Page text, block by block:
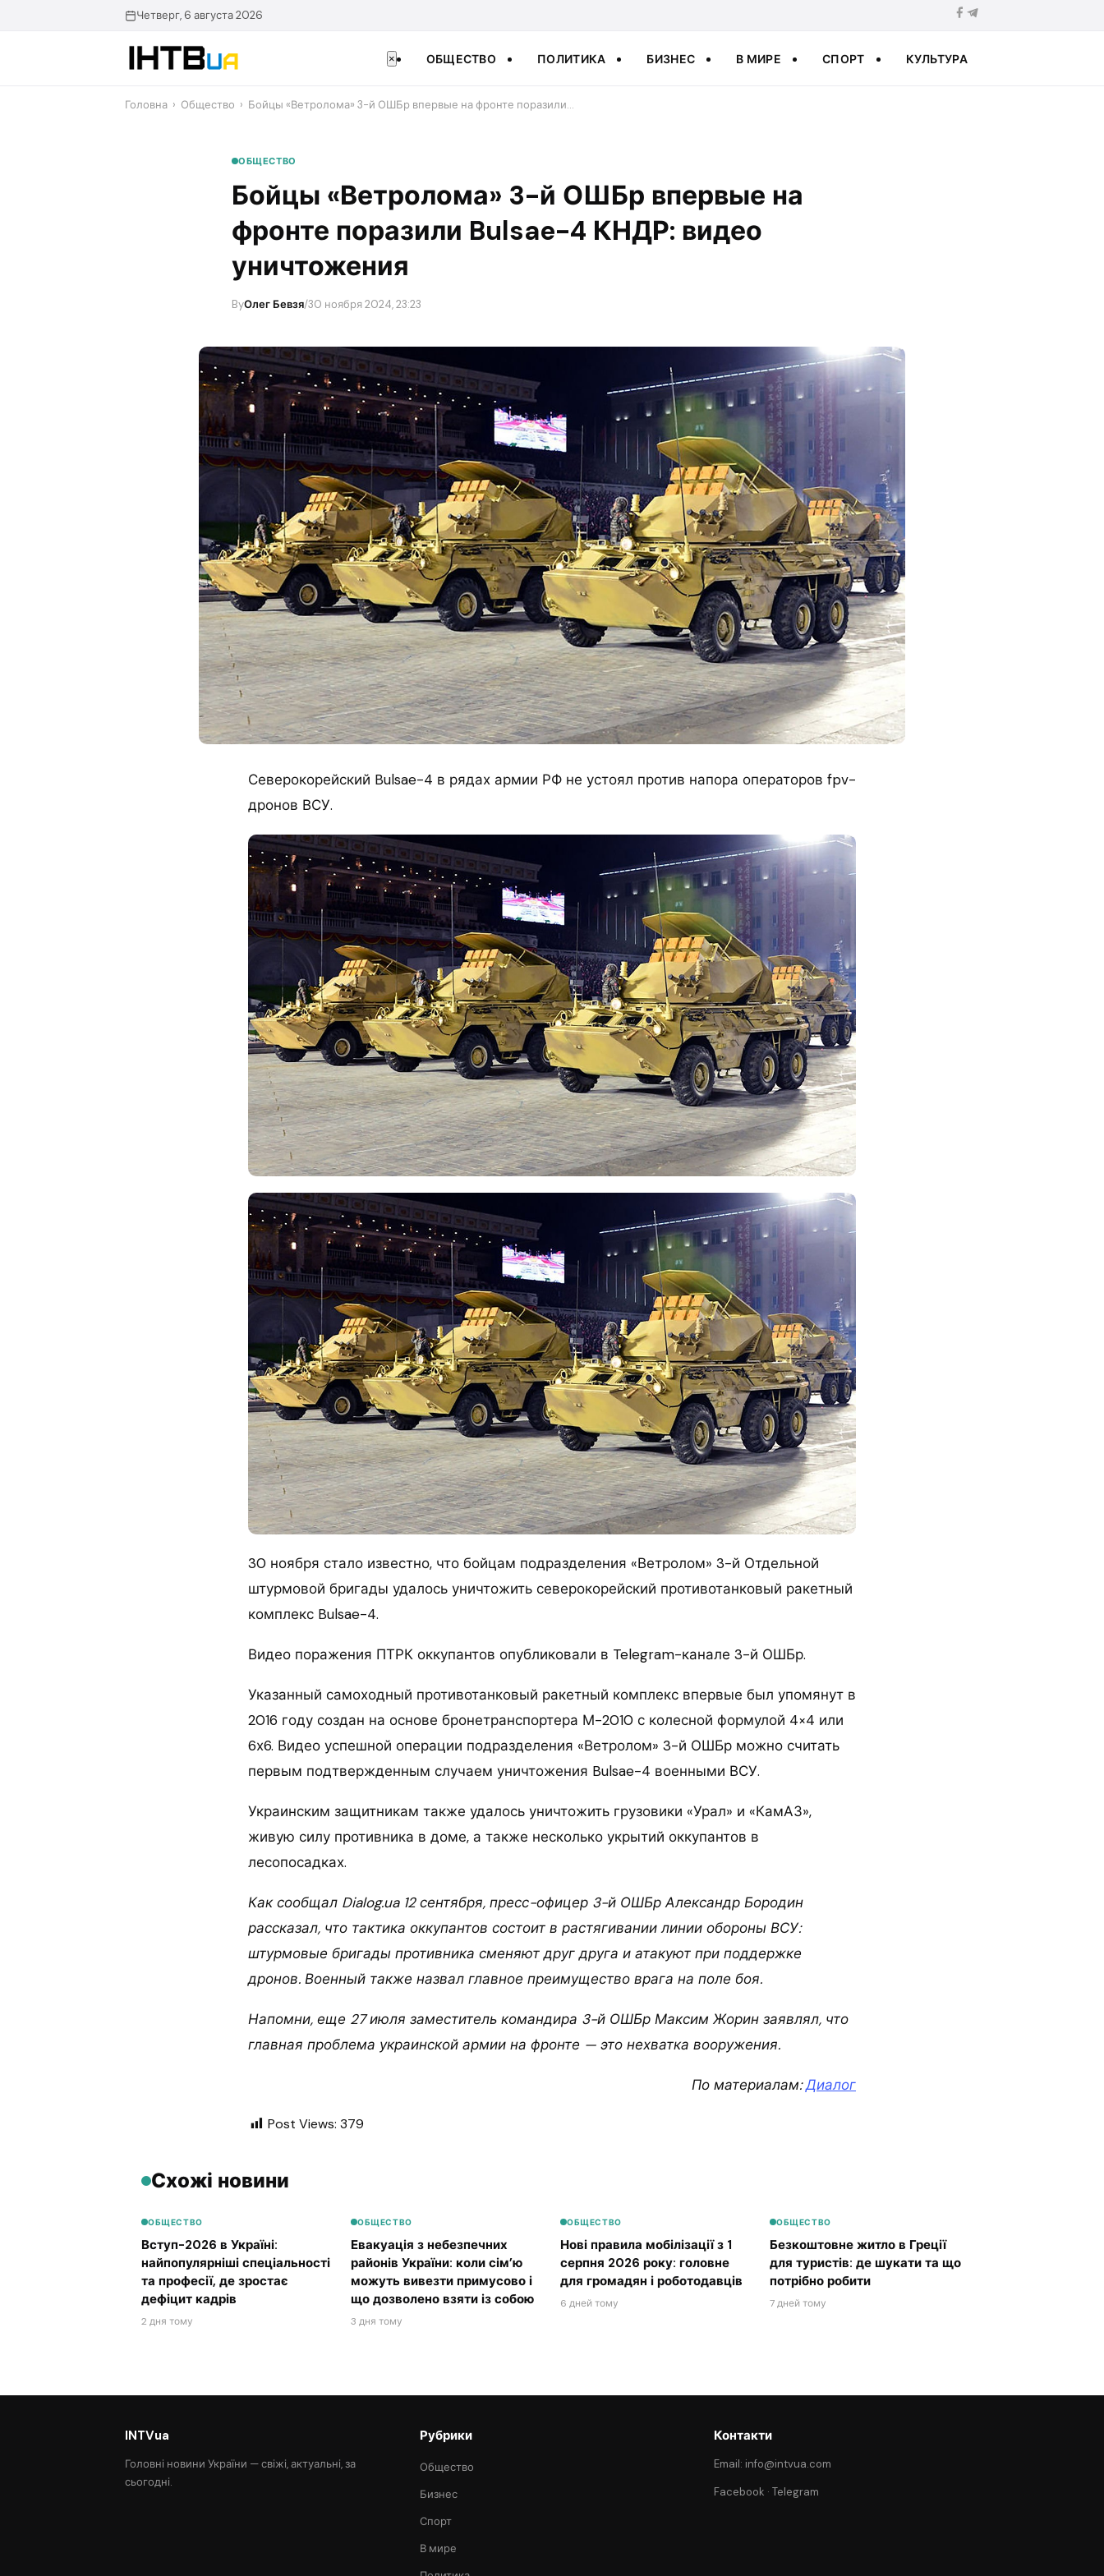
Четверг, 6 августа 2026
× ОБЩЕСТВО ПОЛИТИКА БИЗНЕС В МИРЕ СПОРТ КУЛЬТУРА
Головна › Общество › Бойцы «Ветролома» 3-й ОШБр впервые на фронте поразили…
ОБЩЕСТВО
Бойцы «Ветролома» 3-й ОШБр впервые на
фронте поразили Bulsae-4 КНДР: видео
уничтожения
ByОлег Бевзя/30 ноября 2024, 23:23
Северокорейский Bulsae-4 в рядах армии РФ не устоял против напора операторов fpv-
дронов ВСУ.
30 ноября стало известно, что бойцам подразделения «Ветролом» 3-й Отдельной
штурмовой бригады удалось уничтожить северокорейский противотанковый ракетный
комплекс Bulsae-4.
Видео поражения ПТРК оккупантов опубликовали в Telegram-канале 3-й ОШБр.
Указанный самоходный противотанковый ракетный комплекс впервые был упомянут в
2016 году создан на основе бронетранспортера М-2010 с колесной формулой 4×4 или
6х6. Видео успешной операции подразделения «Ветролом» 3-й ОШБр можно считать
первым подтвержденным случаем уничтожения Bulsae-4 военными ВСУ.
Украинским защитникам также удалось уничтожить грузовики «Урал» и «КамАЗ»,
живую силу противника в доме, а также несколько укрытий оккупантов в
лесопосадках.
Как сообщал Dialog.ua 12 сентября, пресс-офицер 3-й ОШБр Александр Бородин
рассказал, что тактика оккупантов состоит в растягивании линии обороны ВСУ:
штурмовые бригады противника сменяют друг друга и атакуют при поддержке
дронов. Военный также назвал главное преимущество врага на поле боя.
Напомни, еще 27 июля заместитель командира 3-й ОШБр Максим Жорин заявлял, что
главная проблема украинской армии на фронте — это нехватка вооружения.
По материалам:Диалог
Post Views: 379
Схожі новини
ОБЩЕСТВО
Вступ-2026 в Україні:
найпопулярніші спеціальності
та професії, де зростає
дефіцит кадрів
2 дня тому
ОБЩЕСТВО
Евакуація з небезпечних
районів України: коли сім’ю
можуть вивезти примусово і
що дозволено взяти із собою
3 дня тому
ОБЩЕСТВО
Нові правила мобілізації з 1
серпня 2026 року: головне
для громадян і роботодавців
6 дней тому
ОБЩЕСТВО
Безкоштовне житло в Греції
для туристів: де шукати та що
потрібно робити
7 дней тому
INTVua
Головні новини України — свіжі, актуальні, за
сьогодні.
Рубрики
Общество
Бизнес
Спорт
В мире
Контакти
Email: info@intvua.com
Facebook ·Telegram